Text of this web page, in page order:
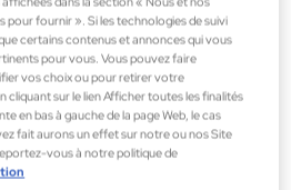
pour fournir ». Si les technologies de suivi
certains contenus et annonces qui vous
pour vous. Vous pouvez faire
vos choix ou pour retirer votre
sur le lien Afficher toutes les finalités
en bas à gauche de la page Web, le cas
fait aurons un effet sur notre ou nos Site
vous à notre politique de